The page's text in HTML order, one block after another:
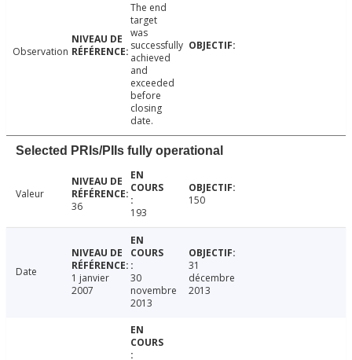
Observation
The end
target
was
successfully
achieved
and
exceeded
before
closing
date.
Selected PRIs/PIIs fully operational
Valeur
36
193
150
Date
1 janvier
2007
30
novembre
2013
31
décembre
2013